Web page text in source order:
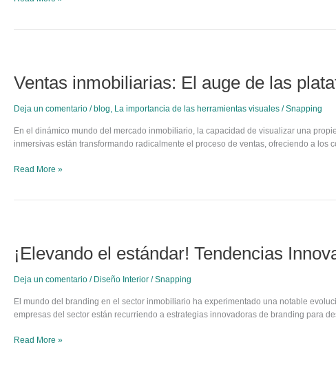
Ventas inmobiliarias: El auge de las
Deja un comentario / blog, La importancia de las herramientas visuales /Snapping
En el dinámico mundo del mercado inmobiliario, la capacidad de visualizar una
inmersivas están transformando radicalmente el proceso de ventas, ofreciendo a los
El
auge
de
plataformas
3d
Read More »
¡Elevando el estándar! Tendencias
Deja un comentario / Diseño Interior /Snapping
El mundo del branding en el sector inmobiliario ha experimentado una notable
empresas del sector están recurriendo a estrategias innovadoras de branding para
estándar!
Tendencias
Innovadoras
branding
inmobiliario
Read More »